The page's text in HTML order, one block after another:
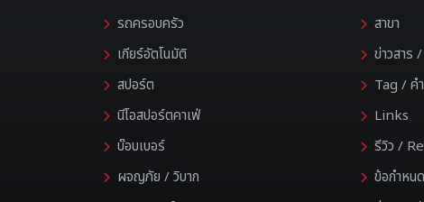
รถครอบครัว
เกียร์อัตโนมัติ
สปอร์ต
นีโอสปอร์ตคาเฟ่
บ๊อบเบอร์
ผจญภัย / วิบาก
สาขา
ข่าวสาร
Tag / ค
Links
รีวิว /
ข้อกำหน